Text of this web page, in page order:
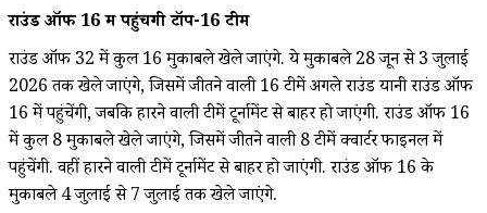
राउंड ऑफ 16 में पहुंचेंगी टॉप-16 टीमें
राउंड ऑफ 32 में कुल 16 मुकाबले खेले जाएंगे. ये मुकाबले 28 जून से 3 जुलाई
2026 तक खेले जाएंगे, जिसमें जीतने वाली 16 टीमें अगले राउंड यानी राउंड ऑफ
16 में पहुंचेंगी, जबकि हारने वाली टीमें टूर्नामेंट से बाहर हो जाएंगी. राउंड ऑफ 16
में कुल 8 मुकाबले खेले जाएंगे, जिसमें जीतने वाली 8 टीमें क्वार्टर फाइनल में
पहुंचेंगी. वहीं हारने वाली टीमें टूर्नामेंट से बाहर हो जाएंगी. राउंड ऑफ 16 के
मुकाबले 4 जुलाई से 7 जुलाई तक खेले जाएंगे.